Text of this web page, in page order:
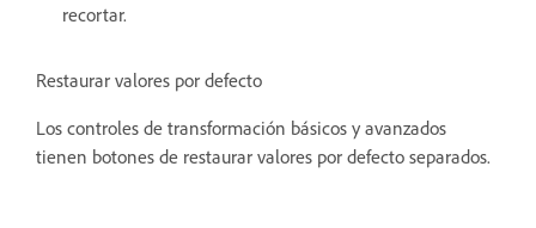
recortar.
Restaurar valores por defecto
Los controles de transformación básicos y avanzados
tienen botones de restaurar valores por defecto separados.